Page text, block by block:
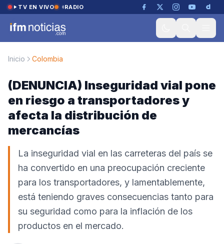
Saltar al contenido
TV EN VIVO RADIO
Inicio Colombia
(DENUNCIA) Inseguridad vial pone
en riesgo a transportadores y
afecta la distribución de
mercancías
La inseguridad vial en las carreteras del país se
ha convertido en una preocupación creciente
para los transportadores, y lamentablemente,
está teniendo graves consecuencias tanto para
su seguridad como para la inflación de los
productos en el mercado.